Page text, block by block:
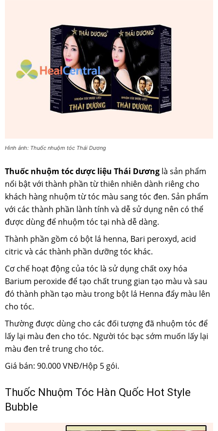
Hình ảnh: Thuốc nhuộm tóc Thái Dương
Thuốc nhuộm tóc dược liệu Thái Dương là sản phẩm
nổi bật với thành phần từ thiên nhiên dành riêng cho
khách hàng nhuộm từ tóc màu sang tóc đen. Sản phẩm
với các thành phần lành tính và dễ sử dụng nên có thể
được dùng để nhuộm tóc tại nhà dễ dàng.
Thành phần gồm có bột lá henna, Bari peroxyd, acid
citric và các thành phần dưỡng tóc khác.
Cơ chế hoạt động của tóc là sử dụng chất oxy hóa
Barium peroxide để tạo chất trung gian tạo màu và sau
đó thành phần tạo màu trong bột lá Henna đẩy màu lên
cho tóc.
Thường được dùng cho các đối tượng đã nhuộm tóc để
lấy lại màu đen cho tóc. Người tóc bạc sớm muốn lấy lại
màu đen trẻ trung cho tóc.
Giá bán: 90.000 VNĐ/Hộp 5 gói.
Thuốc Nhuộm Tóc Hàn Quốc Hot Style
Bubble